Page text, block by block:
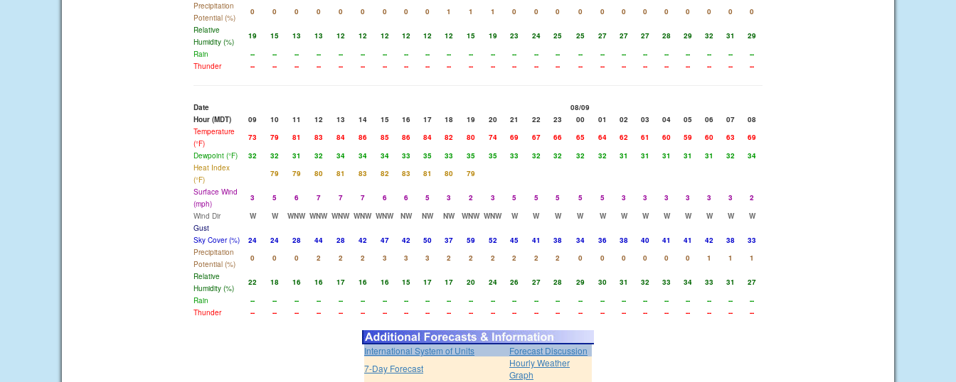
Precipitation
Potential (%)
0 0 0 0 0 0 0 0 0 1 1 1 0 0 0 0 0 0 0 0 0 0 0
0
Relative
Humidity (%)
19 15 13 13 12 12 12 12 12 12 15 19 23 24 25 25 27 27 27 28 29 32 31
29
Rain
-- -- -- -- -- -- -- -- -- -- -- -- -- -- -- -- -- -- -- -- -- -- --
--
Thunder
-- -- -- -- -- -- -- -- -- -- -- -- -- -- -- -- -- -- -- -- -- -- -- --
Date
08/09
Hour (MDT)
09 10 11 12 13 14 15 16 17 18 19 20 21 22 23 00 01 02 03 04 05 06 07
08
Temperature
(°F)
73 79 81 83 84 86 85 86 84 82 80 74 69 67 66 65 64 62 61 60 59 60 63
69
Dewpoint (°F)
32 32 31 32 34 34 34 33 35 33 35 35 33 32 32 32 32 31 31 31 31 31 32
34
Heat Index
(°F)
79 79 80 81 83 82 83 81 80
79
Surface Wind
(mph)
3 5 6 7 7 7 6 6 5 3 2 3 5 5 5 5 5 3 3 3 3 3 3
2
Wind Dir
W W WNW WNW WNW WNW WNW NW NW NW WNW WNW W W W W W W W W W W W
W
Gust
Sky Cover (%)
24 24 28 44 28 42 47 42 50 37 59 52 45 41 38 34 36 38 40 41 41 42 38
33
Precipitation
Potential (%)
0 0 0 2 2 2 3 3 3 2 2 2 2 2 2 0 0 0 0 0 0 1 1
1
Relative
Humidity (%)
22 18 16 16 17 16 16 15 17 17 20 24 26 27 28 29 30 31 32 33 34 33 31
27
Rain
-- -- -- -- -- -- -- -- -- -- -- -- -- -- -- -- -- -- -- -- -- -- --
--
Thunder
-- -- -- -- -- -- -- -- -- -- -- -- -- -- -- -- -- -- -- -- -- -- -- --
International System of Units
Forecast Discussion
7-Day Forecast
Hourly Weather
Graph